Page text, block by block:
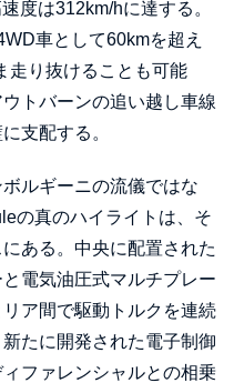
度は312km/hに達する。
車として60kmを超え
走り抜けることも可能
トバーンの追い越し車線
支配する。
ルギーニの流儀ではな
の真のハイライトは、そ
ある。中央に配置された
電気油圧式マルチプレー
ア間で駆動トルクを連続
たに開発された電子制御
ファレンシャルとの相乗